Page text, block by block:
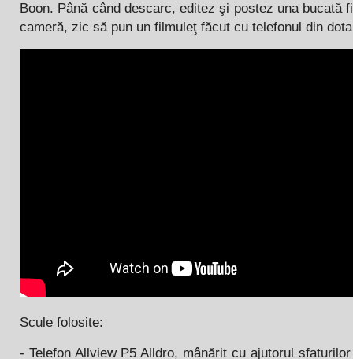
Boon. Până când descarc, editez şi postez una bucată
cameră, zic să pun un filmuleţ făcut cu telefonul din
Scule folosite:
- Telefon Allview P5 Alldro, mânărit cu ajutorul